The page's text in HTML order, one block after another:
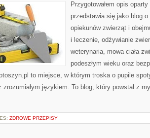
Przygotowałem opis
przedstawia się jako blog
opiekunów zwierząt i
i leczenie, odżywianie
weterynaria, mowa ciała
podeszłym wieku oraz
to miejsce, w którym troska o pupile
zrozumiałym językiem. To blog, który powstał z
ZDROWE PRZEPISY